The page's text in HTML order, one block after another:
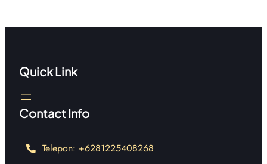
Quick Link
Contact Info
Telepon: +6281225408268